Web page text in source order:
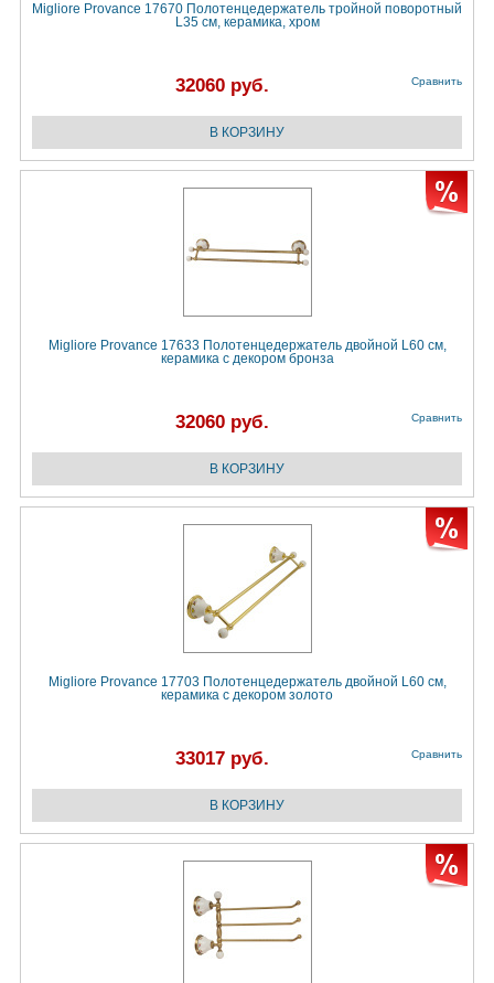
Migliore Provance 17670 Полотенцедержатель тройной поворотный
L35 cм, керамика, хром
32060 руб. Сравнить
Migliore Provance 17633 Полотенцедержатель двойной L60 см,
керамика с декором бронза
32060 руб. Сравнить
Migliore Provance 17703 Полотенцедержатель двойной L60 см,
керамика с декором золото
33017 руб. Сравнить